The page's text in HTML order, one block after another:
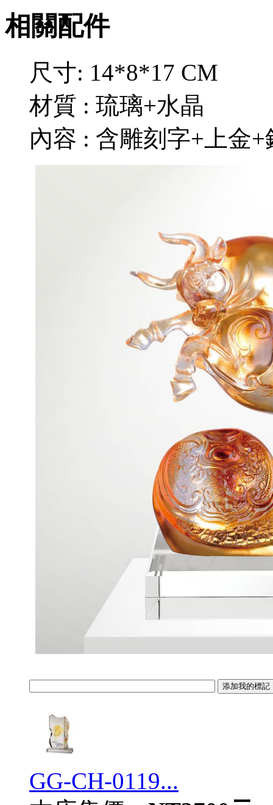
相關配件
尺寸: 14*8*17 CM
材質 : 琉璃+水晶
內容 : 含雕刻字+上金
GG-CH-0119...